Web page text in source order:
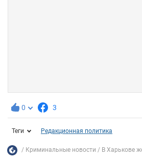
0 3
Теги Редакционная политика
Криминальные новости В Харькове